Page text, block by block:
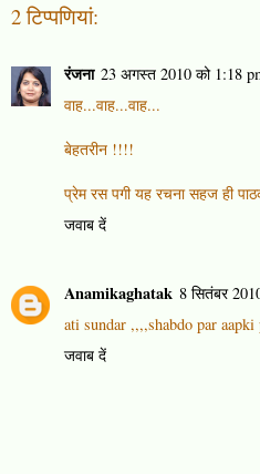
2 टिप्‍पणियां:
रंजना 23 अगस्त 2010 को 1:18
वाह...वाह...वाह...
बेहतरीन !!!!
प्रेम रस पगी यह रचना सहज ही
जवाब दें
Anamikaghatak 8 सितंबर
ati sundar ,,,,shabdo par
जवाब दें